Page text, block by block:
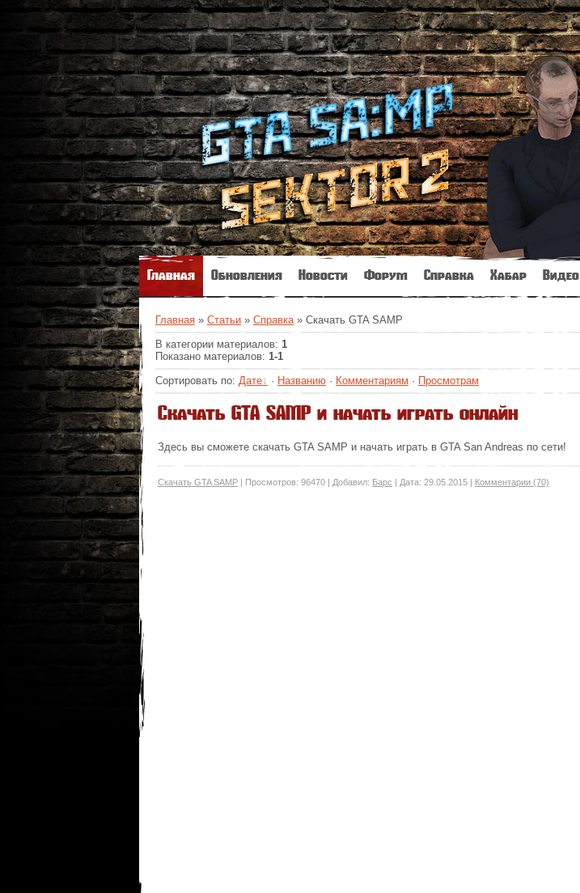
Главная Обновления Новости Форум Справка Хабар Видео
Главная » Статьи » Справка» Скачать GTA SAMP
В категории материалов: 1
Показано материалов: 1-1
Сортировать по: Дате · Названию · Комментариям · Просмотрам
Скачать GTA SAMP и начать играть онлайн
Здесь вы сможете скачать GTA SAMP и начать играть в GTA San Andreas по сети!
Скачать GTA SAMP | Просмотров: 96470 | Добавил: Барс | Дата: 29.05.2015 | Комментарии (70)